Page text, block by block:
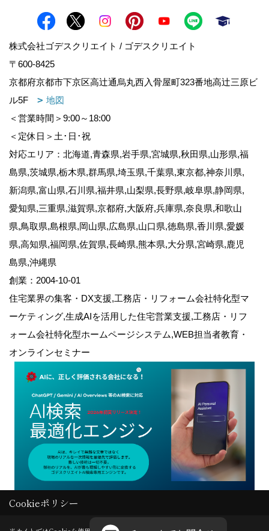
株式会社ゴデスクリエイト / ゴデスクリエイト
〒600-8425
京都府京都市下京区高辻通烏丸西入骨屋町323番地高辻三原ビ
ル5F
地図
＜営業時間＞9:00～18:00
＜定休日＞土･日･祝
対応エリア：北海道,青森県,岩手県,宮城県,秋田県,山形県,福
島県,茨城県,栃木県,群馬県,埼玉県,千葉県,東京都,神奈川県,
新潟県,富山県,石川県,福井県,山梨県,長野県,岐阜県,静岡県,
愛知県,三重県,滋賀県,京都府,大阪府,兵庫県,奈良県,和歌山
県,鳥取県,島根県,岡山県,広島県,山口県,徳島県,香川県,愛媛
県,高知県,福岡県,佐賀県,長崎県,熊本県,大分県,宮崎県,鹿児
島県,沖縄県
創業：2004-10-01
住宅業界の集客・DX支援,工務店・リフォーム会社特化型マ
ーケティング,生成AIを活用した住宅営業支援,工務店・リフ
ォーム会社特化型ホームページシステム,WEB担当者教育・
オンラインセミナー
Copyright (c) GODDESS CREATE. All Rights Reserved.
Cookieポリシー